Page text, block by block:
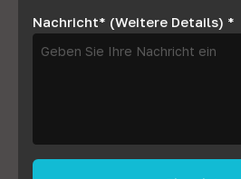
Nachricht* (Weitere Details) *